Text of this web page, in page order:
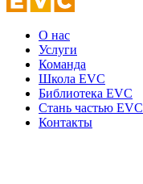
О нас
Услуги
Команда
Школа EVC
Библиотека EVC
Стань частью EVC
Контакты